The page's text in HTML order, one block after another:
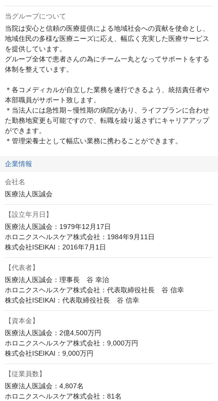
当グループについて
当院は安心と信頼の医療提供による地域社会への貢献を使命とし、
地域住民の多様な医療ニーズに応え、幅広く充実した医療サービス
を提供しています。
グループ全体で患者さんの為にチーム一丸となってサポートをする
体制を整えています。
＊各コメディカルが自立した業務を遂行できるよう、統括責任者や
本部職員がサポート致します。
＊当法人には急性期～慢性期の病院があり、ライフプランに合わせ
た勤務地変更も可能ですので、転職を繰り返さずにキャリアアップ
ができます。
＊管理栄養士として幅広い業務に携わることができます。
企業情報
会社名
医療法人医誠会
【設立年月日】
医療法人医誠会：1979年12月17日
ホロニクスヘルスケア株式会社：1984年9月11日
株式会社ISEIKAI：2016年7月1日
【代表者】
医療法人医誠会：理事長　谷 幸治
ホロニクスヘルスケア株式会社：代表取締役社長　谷 信幸
株式会社ISEIKAI：代表取締役社長　谷 信幸
【資本金】
医療法人医誠会：2億4,500万円
ホロニクスヘルスケア株式会社：9,000万円
株式会社ISEIKAI：9,000万円
【従業員数】
医療法人医誠会：4,807名
ホロニクスヘルスケア株式会社：81名